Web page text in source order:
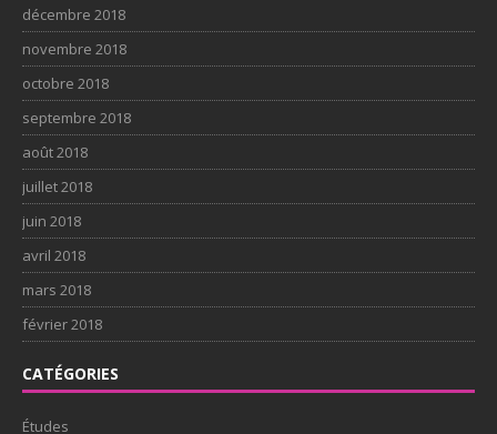
décembre 2018
novembre 2018
octobre 2018
septembre 2018
août 2018
juillet 2018
juin 2018
avril 2018
mars 2018
février 2018
CATÉGORIES
Études